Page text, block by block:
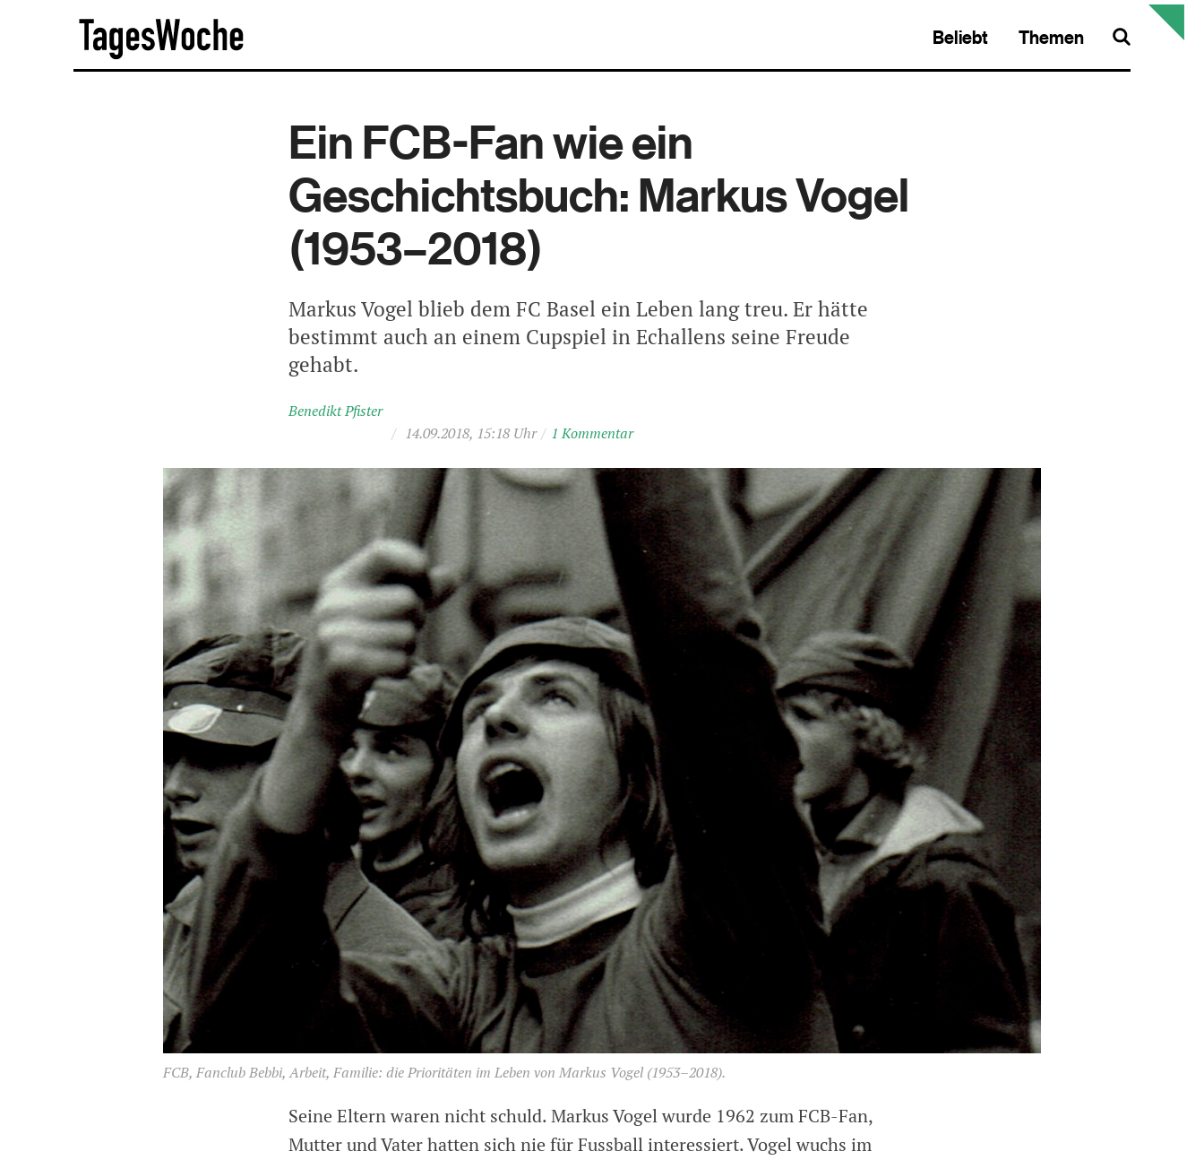
Beliebt Themen
Ein FCB-Fan wie ein
Geschichtsbuch: Markus Vogel
(1953–2018)
Markus Vogel blieb dem FC Basel ein Leben lang treu. Er hätte
bestimmt auch an einem Cupspiel in Echallens seine Freude
gehabt.
Benedikt Pfister
/ 14.09.2018, 15:18 Uhr / 1 Kommentar
FCB, Fanclub Bebbi, Arbeit, Familie: die Prioritäten im Leben von Markus Vogel (1953–2018).
Seine Eltern waren nicht schuld. Markus Vogel wurde 1962 zum FCB-Fan,
Mutter und Vater hatten sich nie für Fussball interessiert. Vogel wuchs im